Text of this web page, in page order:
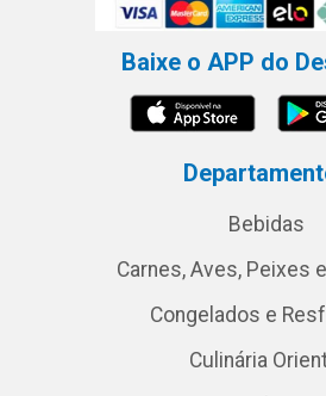
Baixe o APP do
Bebidas
Carnes, Aves, Peixes
Congelados e
Culinária